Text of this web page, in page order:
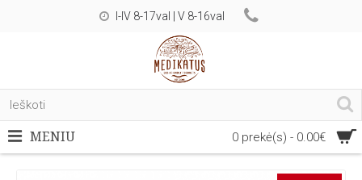
I-IV 8-17val | V 8-16val
0 prekė(s) - 0.00€
MENIU